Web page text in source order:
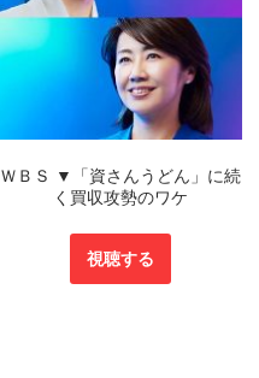
ＷＢＳ ▼「資さんうどん」に続
く買収攻勢のワケ
視聴する